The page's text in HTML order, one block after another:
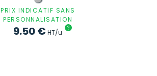
PRIX INDICATIF SANS
PERSONNALISATION
9.50€HT/u
?